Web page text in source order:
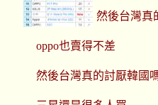
然後台灣真
oppo也賣得不差
然後台灣真的討厭韓國